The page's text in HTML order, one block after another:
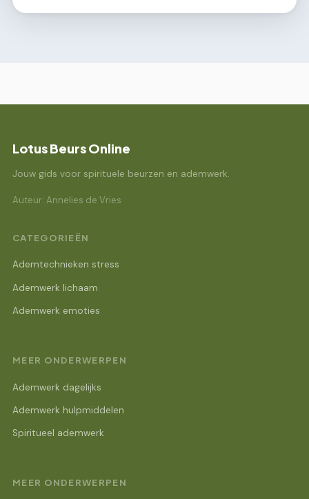
Lotus Beurs Online
Jouw gids voor spirituele beurzen en ademwerk.
Auteur: Annelies de Vries
CATEGORIEËN
Ademtechnieken stress
Ademwerk lichaam
Ademwerk emoties
MEER ONDERWERPEN
Ademwerk dagelijks
Ademwerk hulpmiddelen
Spiritueel ademwerk
MEER ONDERWERPEN